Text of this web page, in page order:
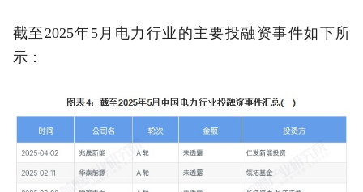
截至2025年5月电力行业的主要投融资事件如下所
示：